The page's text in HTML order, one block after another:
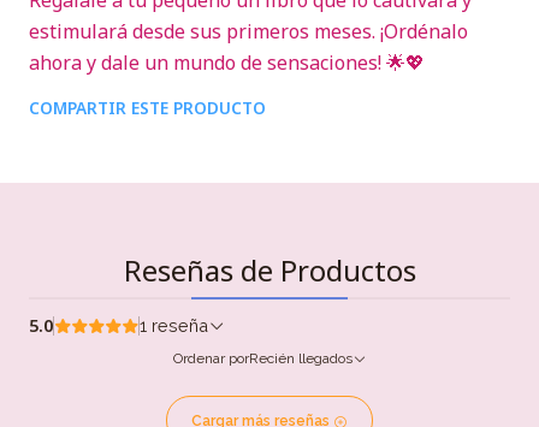
estimulará desde sus primeros meses. ¡Ordénalo
ahora y dale un mundo de sensaciones! 🌟💖
COMPARTIR ESTE PRODUCTO
Reseñas de Productos
5.0 1 reseña
Ordenar porRecién llegados
Cargar más reseñas